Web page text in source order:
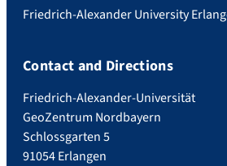
Friedrich-Alexander University
Contact and Directions
Friedrich-Alexander-Universität
GeoZentrum Nordbayern
Schlossgarten 5
91054 Erlangen